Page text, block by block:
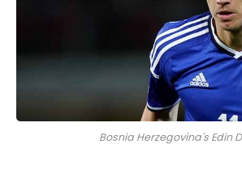
Bosnia Herzegovina's Edin